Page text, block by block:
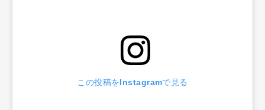
この投稿をInstagramで見る